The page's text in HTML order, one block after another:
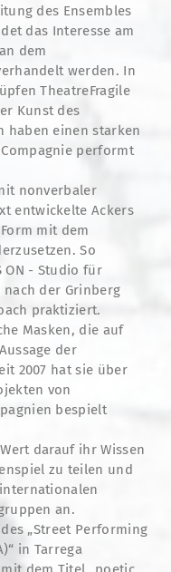
des Ensembles
das Interesse am
dem
werden. In
TheatreFragile
Kunst des
haben einen starken
performt
nonverbaler
entwickelte Ackers
mit dem
So
ON - Studio für
nach der Grinberg
praktiziert.
Masken, die auf
der
2007 hat sie über
von
bespielt
darauf ihr Wissen
zu teilen und
an.
„Street Performing
in Tarrega